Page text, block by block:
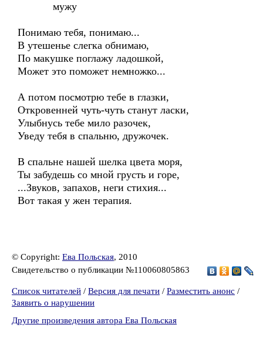
мужу
Понимаю тебя, понимаю...
В утешенье слегка обнимаю,
По макушке поглажу ладошкой,
Может это поможет немножко...
А потом посмотрю тебе в глазки,
Откровенней чуть-чуть станут ласки,
Улыбнусь тебе мило разочек,
Уведу тебя в спальню, дружочек.
В спальне нашей шелка цвета моря,
Ты забудешь со мной грусть и горе,
...Звуков, запахов, неги стихия...
Вот такая у жен терапия.
© Copyright: Ева Польская, 2010
Свидетельство о публикации №110060805863
Список читателей / Версия для печати / Разместить анонс /
Заявить о нарушении
Другие произведения автора Ева Польская